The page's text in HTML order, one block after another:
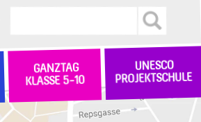
GANZTAG
KLASSE 5-10
UNESCO
PROJEKTSCHULE